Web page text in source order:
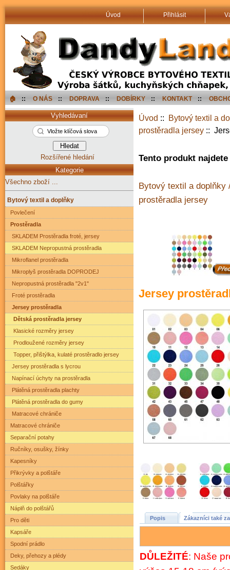
Úvod Přihlásit
🏠︎ :: O NÁS :: DOPRAVA :: DOBÍRKY :: KONTAKT ::
Úvod :: Bytový textil a
prostěradla jersey ::
Tento produkt
Bytový textil a
prostěradla jersey
Jersey
Popis Zákazníci také
DŮLEŽITÉ: Naše
Vyhledávaní
Rozšířené hledání
Kategorie
Všechno zboží ...
Bytový textil a doplňky
Povlečení
Prostěradla
SKLADEM Prostěradla froté, jersey
SKLADEM Nepropustná prostěradla
Mikroflanel prostěradla
Mikroplyš prostěradla DOPRODEJ
Nepropustná prostěradla "2v1"
Froté prostěradla
Jersey prostěradla
Dětská prostěradla jersey
Klasické rozměry jersey
Prodloužené rozměry jersey
Topper, přištýlka, kulaté prostěradlo jersey
Jersey prostěradla s lycrou
Napínací úchyty na prostěradla
Plátěná prostěradla plachty
Plátěná prostěradla do gumy
Matracové chrániče
Matracové chrániče
Separační potahy
Ručníky, osušky, žínky
Kapesníky
Přikrývky a polštáře
Polštářky
Povlaky na polštáře
Náplň do polštářů
Pro děti
Kapsáře
Spodní prádlo
Deky, přehozy a plédy
Sedáky